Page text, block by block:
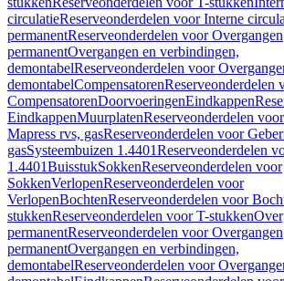
circulatieReserveonderdelen voor Interne
permanentReserveonderdelen voor Overgangen
permanentOvergangen en verbindingen,
demontabelReserveonderdelen voor
demontabelCompensatorenReserveonderdelen
CompensatorenDoorvoeringenEindkappen
EindkappenMuurplatenReserveonderdelen
Mapress rvs, gasReserveonderdelen voor
gasSysteembuizen 1.4401Reserveonderdelen
1.4401BuisstukSokkenReserveonderdelen voor
SokkenVerlopenReserveonderdelen voor
VerlopenBochtenReserveonderdelen voor
stukkenReserveonderdelen voor T-stukken
permanentReserveonderdelen voor Overgangen
permanentOvergangen en verbindingen,
demontabelReserveonderdelen voor